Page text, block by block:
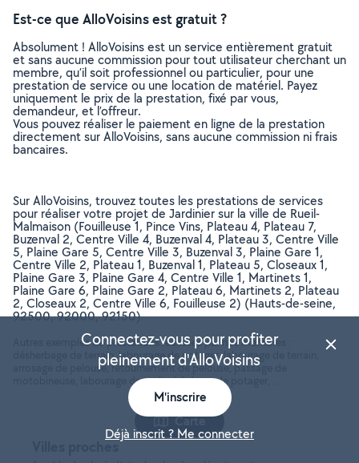
Est-ce que AlloVoisins est gratuit ?
Absolument ! AlloVoisins est un service entièrement gratuit
et sans aucune commission pour tout utilisateur cherchant un
membre, qu’il soit professionnel ou particulier, pour une
prestation de service ou une location de matériel. Payez
uniquement le prix de la prestation, fixé par vous,
demandeur, et l’offreur.
Vous pouvez réaliser le paiement en ligne de la prestation
directement sur AlloVoisins, sans aucune commission ni frais
bancaires.
Sur AlloVoisins, trouvez toutes les prestations de services
pour réaliser votre projet de Jardinier sur la ville de Rueil-
Malmaison (Fouilleuse 1, Pince Vins, Plateau 4, Plateau 7,
Buzenval 2, Centre Ville 4, Buzenval 4, Plateau 3, Centre Ville
5, Plaine Gare 5, Centre Ville 3, Buzenval 3, Plaine Gare 1,
Centre Ville 2, Plateau 1, Buzenval 1, Plateau 5, Closeaux 1,
Plaine Gare 3, Plaine Gare 4, Centre Ville 1, Martinets 1,
Plaine Gare 6, Plaine Gare 2, Plateau 6, Martinets 2, Plateau
2, Closeaux 2, Centre Ville 6, Fouilleuse 2) (Hauts-de-seine,
92500, 92000, 92150)
Autres exemples de prestations réalisées par nos membres :
désherbage de terrain, labourage de potager, labourage de terrain,
arrosage de pelouse, retournement de pelouse, passage de
motobineuse, labourage de jardin, bêchage de potager, ..
Villes proches
Carte
Connectez-vous pour profiter
pleinement d'AlloVoisins
M'inscrire
Déjà inscrit ? Me connecter